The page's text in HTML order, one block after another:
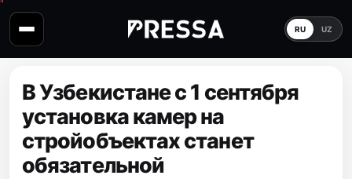
RU UZ
В Узбекистане с 1 сентября
установка камер на
стройобъектах станет
обязательной